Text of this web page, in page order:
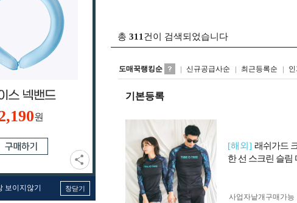
원
보이지않기 창닫기
총 311 건이 검색되었습니다
도매꾹랭킹순 신규공급사순 최근등록순
기본등록
[해외] 래쉬가드
한 선 스크린 슬림
사업자 낱개구매가능